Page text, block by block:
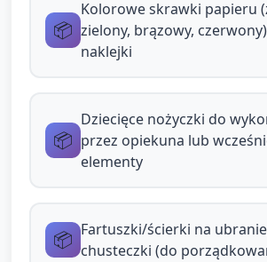
podawanie skrawków,
przyklejaniu) aby każde
pracy (wpleciony): opiekun
ćwiczenie: "Wyciągnij rękę
integracja ruchu).
📦
Kolorowe skrawki papieru
zielony, brązowy,
naklejki
📦
Dziecięce nożyczki do
przez opiekuna lub
elementy
📦 Fartuszki/ścierki na
chusteczki (do